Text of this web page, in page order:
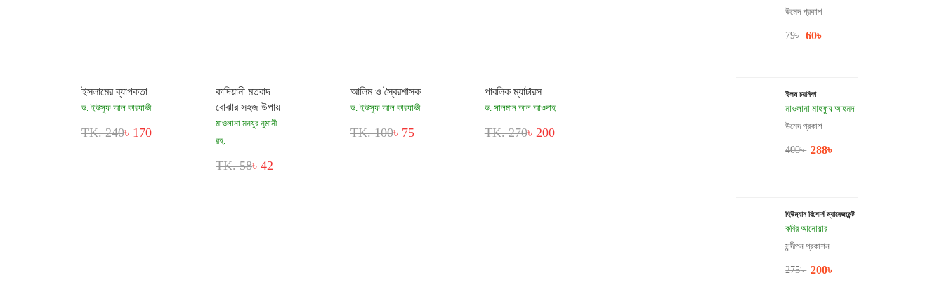
উমেদ প্রকাশ
79৳ 60৳
ইলম চয়নিকা
মাওলানা মাহফুয আহমদ
উমেদ প্রকাশ
400৳ 288৳
হিউম্যান রিসোর্স ম্যানেজমেন্ট
কবির আনোয়ার
সন্দীপন প্রকাশন
275৳ 200৳
ইসলামের ব্যাপকতা
ড. ইউসুফ আল কারযাভী
TK. 240৳ 170
কাদিয়ানী মতবাদ
বোঝার সহজ উপায়
মাওলানা মনযুর নুমানী
রহ.
TK. 58৳ 42
আলিম ও স্বৈরশাসক
ড. ইউসুফ আল কারযাভী
TK. 100৳ 75
পাবলিক ম্যাটারস
ড. সালমান আল আওদাহ
TK. 270৳ 200